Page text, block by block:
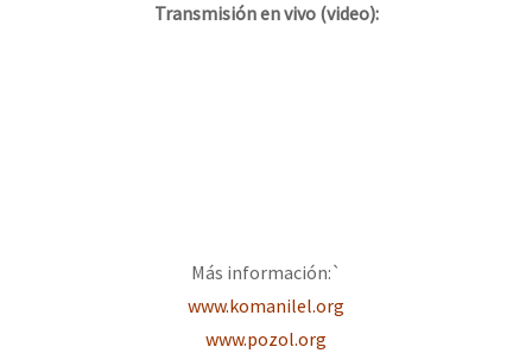
Transmisión en vivo (video):
Más información:`
www.komanilel.org
www.pozol.org